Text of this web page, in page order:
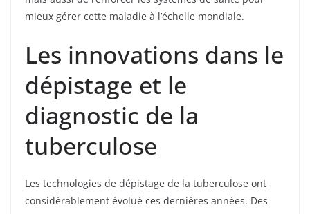
mieux gérer cette maladie à l’échelle mondiale.
Les innovations dans le
dépistage et le
diagnostic de la
tuberculose
Les technologies de dépistage de la tuberculose ont
considérablement évolué ces dernières années. Des